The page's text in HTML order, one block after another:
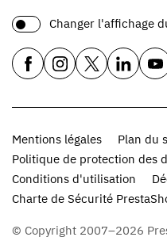
Changer l'affichage
Mentions légales
Plan du
Politique de protection des
Conditions d'utilisation
Charte de Sécurité
© Copyright 2007–2026